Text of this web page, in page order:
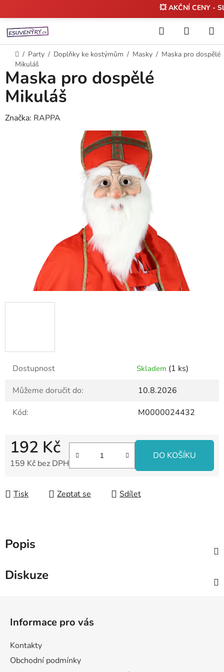
na
obsah
💥 AKČNÍ CENY -
Hledat
KOŠÍK
Domů
/ Party / Doplňky ke kostýmům / Masky / Maska pro dospělé
Mikuláš
Dostupnost Skladem (1 ks)
Můžeme doručit do:
10.8.2026
Kód:
M0000024432
192 Kč
159 Kč bez DPH
DO KOŠÍKU
Tisk Zeptat se Sdílet
Maska pro dospělé
Mikuláš
Značka: RAPPA
Popis
Diskuze
Informace pro vás
Kontakty
Obchodní podmínky